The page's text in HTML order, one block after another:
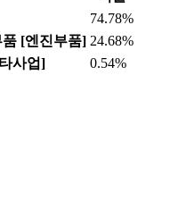
74.78%
[엔진부품] 24.68%
사업]
0.54%